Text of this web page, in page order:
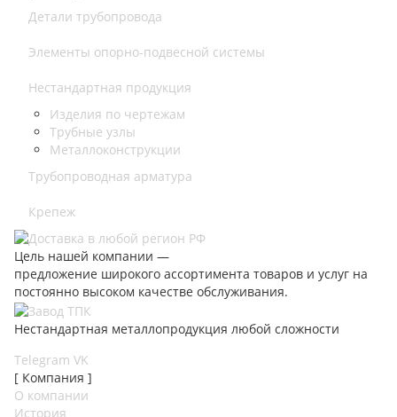
Детали трубопровода
Элементы опорно-подвесной системы
Нестандартная продукция
Изделия по чертежам
Трубные узлы
Металлоконструкции
Трубопроводная арматура
Крепеж
Цель нашей компании —
предложение широкого ассортимента товаров и услуг на
постоянно высоком качестве обслуживания.
Нестандартная металлопродукция любой сложности
Telegram VK
[ Компания ]
О компании
История